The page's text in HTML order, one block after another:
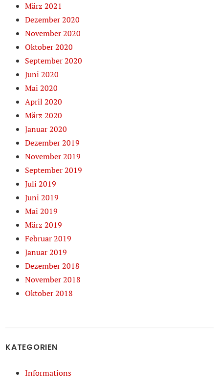
März 2021
Dezember 2020
November 2020
Oktober 2020
September 2020
Juni 2020
Mai 2020
April 2020
März 2020
Januar 2020
Dezember 2019
November 2019
September 2019
Juli 2019
Juni 2019
Mai 2019
März 2019
Februar 2019
Januar 2019
Dezember 2018
November 2018
Oktober 2018
KATEGORIEN
Informations